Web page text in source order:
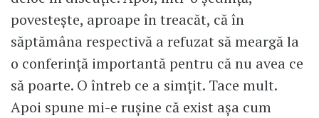
povestește, aproape în treacăt, că în
săptămâna respectivă a refuzat să meargă la
o conferință importantă pentru că nu avea ce
să poarte. O întreb ce a simțit. Tace mult.
Apoi spune mi-e rușine că exist așa cum